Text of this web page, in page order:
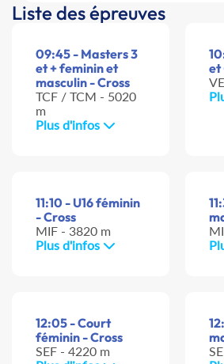
Liste des épreuves
09:45 - Masters 3
et + feminin et
masculin - Cross
TCF / TCM - 5020
m
Plus d'infos
et
11:10 - U16 féminin
- Cross
MIF - 3820 m
Plus d'infos
12:05 - Court
féminin - Cross
SEF - 4220 m